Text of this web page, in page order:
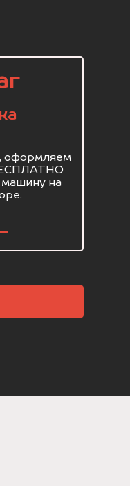
оформляем
на